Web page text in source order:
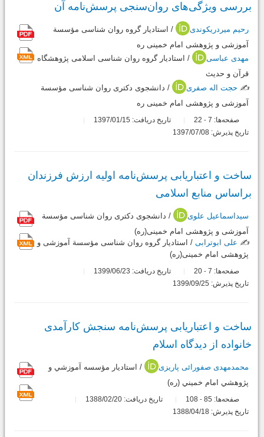
بررسی ویژگی‌های روان‌سنجی پرسش‌نامه آن
رحیم میردریکوندی
/ استادیار گروه روان شناسی مؤسسة
آموزشی و پژوهشی امام خمینی ره
مهدی عباسی
/ استادیار گروه روان شناسی اسلامی پژوهشگاه
قرآن و حدیث
✍️ حجت اله صفری
/ دانشجوی دکتری روان شناسی مؤسسة
آموزشی و پژوهشی امام خمینی ره
صفحه‌ها: 7
-
تاریخ دریافت: 1397/01/15
تاریخ پذیرش: 1397/07/08
ساخت و اعتباریابی پرسش‌نامه اولیه ارزش فرزندان
براساس منابع اسلامی
سیداسماعیل علوی
/ دانشجوی دکتری روان شناسی مؤسسة
آموزشی و پژوهشی امام خمینی(ره)
✍️ علی ابوترابی / استادیار گروه روان شناسی مؤسسة آموزشی و
پژوهشی امام خمینی(ره)
صفحه‌ها: 7
-
تاریخ دریافت: 1399/06/23
تاریخ پذیرش: 1399/09/25
ساخت و اعتباریابی پرسش‌نامه سنجش کارآمدی
خانواده از دیدگاه اسلام
محمدمهدی صفورائی پاریزی
/ استاديار مؤسسه آموزشي و
پژوهشي امام خميني (ره)
صفحه‌ها: 85
-
تاریخ دریافت: 1388/02/20
تاریخ پذیرش: 1388/04/18